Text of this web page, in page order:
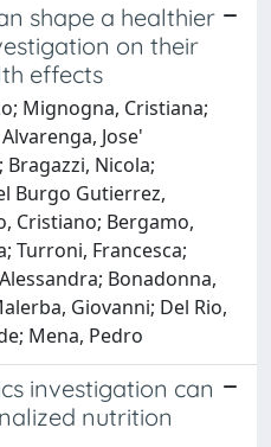
shape a healthier
on their
effects
Mignogna, Cristiana;
Jose'
Bragazzi, Nicola;
Burgo Gutierrez,
Cristiano; Bergamo,
Turroni, Francesca;
Bonadonna,
Giovanni; Del Rio,
Mena, Pedro
investigation can
nutrition